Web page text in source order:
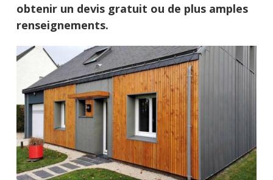
obtenir un devis gratuit ou de plus amples
renseignements.